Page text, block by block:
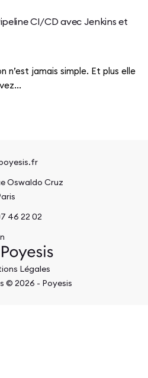
CI/CD avec Jenkins et
n’est jamais simple. Et plus elle
Oswaldo Cruz
46 22 02
Légales
© 2026 - Poyesis